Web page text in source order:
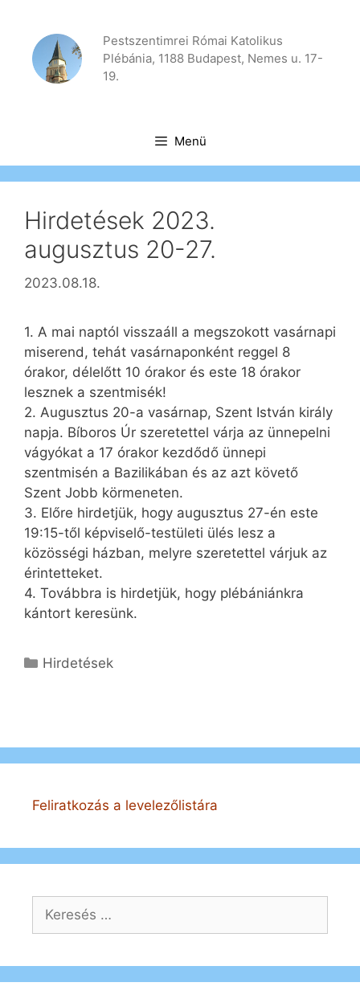
tartalomba
Pestszentimrei Római Katolikus
Plébánia, 1188 Budapest, Nemes u. 17-
19.
Menü
Hirdetések 2023.
augusztus 20-27.
2023.08.18.
1. A mai naptól visszaáll a megszokott vasárnapi
miserend, tehát vasárnaponként reggel 8
órakor, délelőtt 10 órakor és este 18 órakor
lesznek a szentmisék!
2. Augusztus 20-a vasárnap, Szent István király
napja. Bíboros Úr szeretettel várja az ünnepelni
vágyókat a 17 órakor kezdődő ünnepi
szentmisén a Bazilikában és az azt követő
Szent Jobb körmeneten.
3. Előre hirdetjük, hogy augusztus 27-én este
19:15-től képviselő-testületi ülés lesz a
közösségi házban, melyre szeretettel várjuk az
érintetteket.
4. Továbbra is hirdetjük, hogy plébániánkra
kántort keresünk.
Kategória
Hirdetések
Feliratkozás a levelezőlistára
Keresés: